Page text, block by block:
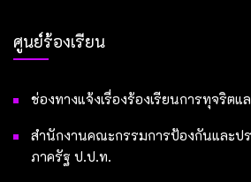
ศูนย์ร้องเรียน
ช่องทางแจ้งเรื่องร้องเรียนการทุจริต
สำนักงานคณะกรรมการป้องกันและป
ภาครัฐ ป.ป.ท.